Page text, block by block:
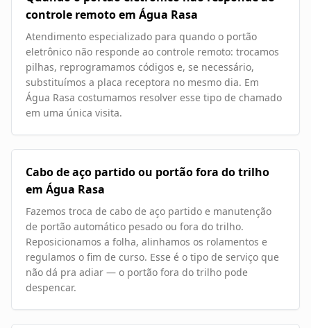
controle remoto em Água Rasa
Atendimento especializado para quando o portão
eletrônico não responde ao controle remoto: trocamos
pilhas, reprogramamos códigos e, se necessário,
substituímos a placa receptora no mesmo dia. Em
Água Rasa costumamos resolver esse tipo de chamado
em uma única visita.
Cabo de aço partido ou portão fora do trilho
em Água Rasa
Fazemos troca de cabo de aço partido e manutenção
de portão automático pesado ou fora do trilho.
Reposicionamos a folha, alinhamos os rolamentos e
regulamos o fim de curso. Esse é o tipo de serviço que
não dá pra adiar — o portão fora do trilho pode
despencar.